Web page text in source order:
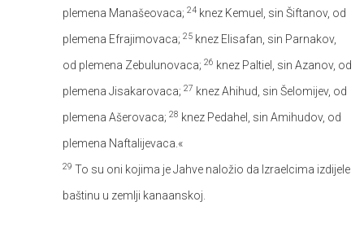
plemena Manašeovaca; 24 knez Kemuel, sin Šiftanov, od
plemena Efrajimovaca; 25 knez Elisafan, sin Parnakov,
od plemena Zebulunovaca; 26 knez Paltiel, sin Azanov, od
plemena Jisakarovaca; 27 knez Ahihud, sin Šelomijev, od
plemena Ašerovaca; 28 knez Pedahel, sin Amihudov, od
plemena Naftalijevaca.«
29 To su oni kojima je Jahve naložio da Izraelcima izdijele
baštinu u zemlji kanaanskoj.